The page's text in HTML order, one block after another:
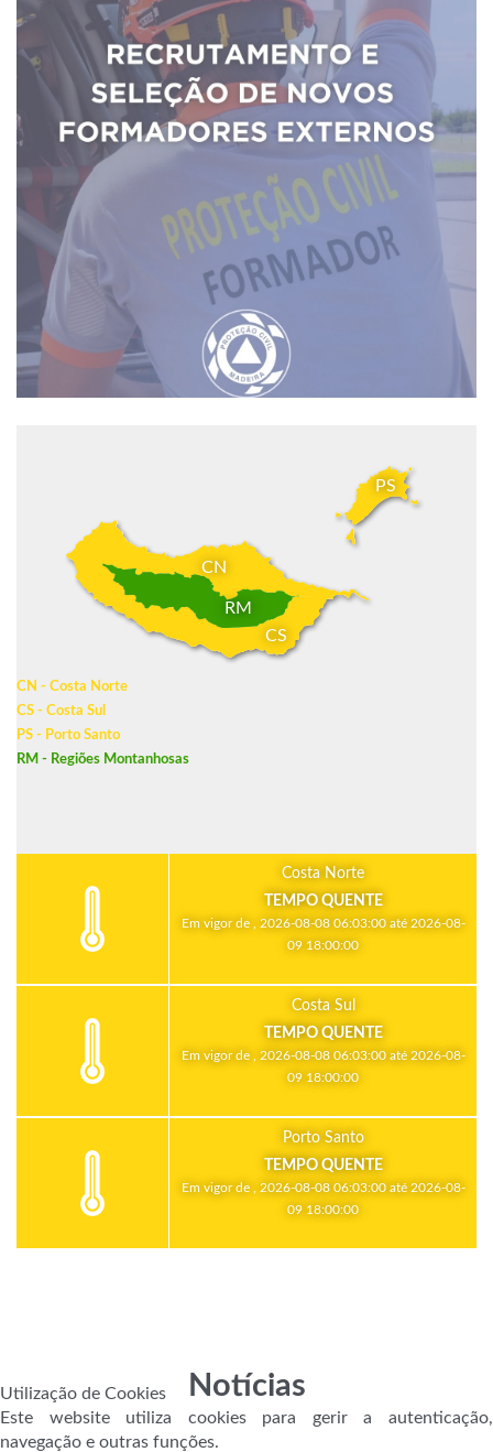
CN
CS
PS
RM
CN - Costa Norte
CS - Costa Sul
PS - Porto Santo
RM - Regiões Montanhosas
Costa Norte
TEMPO QUENTE
Em vigor de , 2026-08-08 06:03:00 até 2026-08-
09 18:00:00
Costa Sul
TEMPO QUENTE
Em vigor de , 2026-08-08 06:03:00 até 2026-08-
09 18:00:00
Porto Santo
TEMPO QUENTE
Em vigor de , 2026-08-08 06:03:00 até 2026-08-
09 18:00:00
Notícias
Utilização de Cookies
Este website utiliza cookies para gerir a autenticação,
navegação e outras funções.